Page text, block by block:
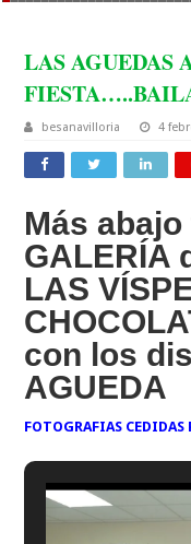
LAS AGUEDAS
besanavilloria 4
Más
GALERÍA
LAS
con los
AGUEDA
FOTOGRAFIAS CEDIDAS